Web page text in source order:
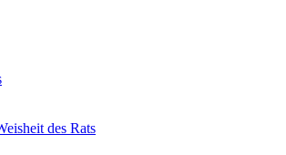
des Rats